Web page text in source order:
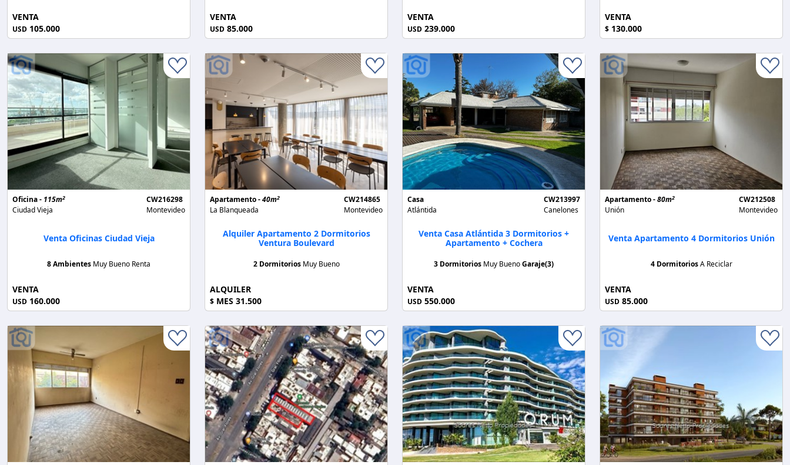
VENTA
USD 105.000
VENTA
USD 85.000
VENTA
USD 239.000
VENTA
$ 130.000
Oficina - 115m2
Ciudad Vieja
CW216298
Montevideo
Venta Oficinas Ciudad Vieja
8 Ambientes Muy Bueno Renta
VENTA
USD 160.000
Apartamento -40m2
La Blanqueada
CW214865
Montevideo
Alquiler Apartamento 2 Dormitorios
Ventura Boulevard
2 Dormitorios Muy Bueno
ALQUILER
$ MES 31.500
Casa
Atlántida
CW213997
Canelones
Venta Casa Atlántida 3 Dormitorios +
Apartamento + Cochera
3 Dormitorios Muy BuenoGaraje(3)
VENTA
USD 550.000
Apartamento -80m2
Unión
CW212508
Montevideo
Venta Apartamento 4 Dormitorios Unión
4 DormitoriosA Reciclar
VENTA
USD 85.000